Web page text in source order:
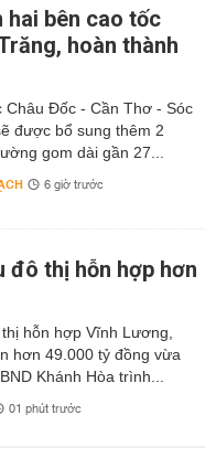
hai bên cao tốc
hoàn thành
Châu Đốc - Cần Thơ - Sóc
được bổ sung thêm 2
gom dài gần 27...
6 giờ trước
đô thị hỗn hợp hơn
hỗn hợp Vĩnh Lương,
hơn 49.000 tỷ đồng vừa
Khánh Hòa trình...
01 phút trước